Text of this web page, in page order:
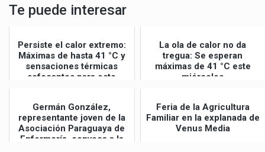
Te puede interesar
Persiste el calor extremo:
Máximas de hasta 41 °C y
sensaciones térmicas
sofocantes para este
La ola de calor no da
tregua: Se esperan
máximas de 41 °C este
miércoles
Germán González,
representante joven de la
Asociación Paraguaya de
Enfermería, convoca a la
Feria de la Agricultura
Familiar en la explanada de
Venus Media